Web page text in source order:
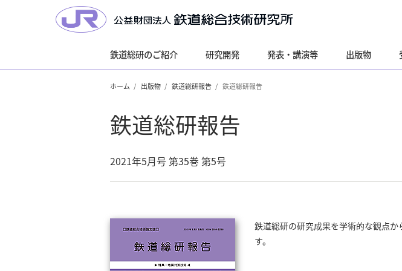
鉄道総研のご紹介 研究開発 発表・講演等 出版物
ホーム 出版物 鉄道総研報告 鉄道総研報告
鉄道総研報告
2021年5月号 第35巻 第5号
鉄道総研の研究成果を学術的な観点
す。